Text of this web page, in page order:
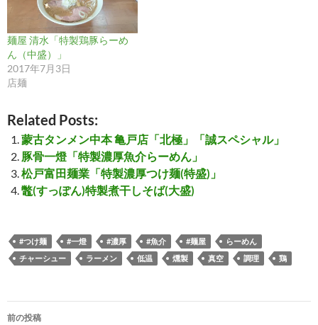
麺屋 清水「特製鶏豚らーめ
ん（中盛）」
2017年7月3日
店麺
Related Posts:
蒙古タンメン中本 亀戸店「北極」「誠スペシャル」
豚骨一燈「特製濃厚魚介らーめん」
松戸富田麺業「特製濃厚つけ麺(特盛)」
鼈(すっぽん)特製煮干しそば(大盛)
#つけ麺 #一燈 #濃厚 #魚介 #麺屋
らーめん
チャーシュー
ラーメン 低温 燻製 真空 調理 鶏
投
前の投稿